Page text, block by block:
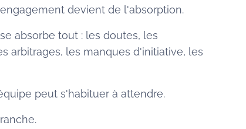
devient de l'absorption.
absorbe tout : les doutes, les
arbitrages, les manques d'initiative, les
peut s'habituer à attendre.